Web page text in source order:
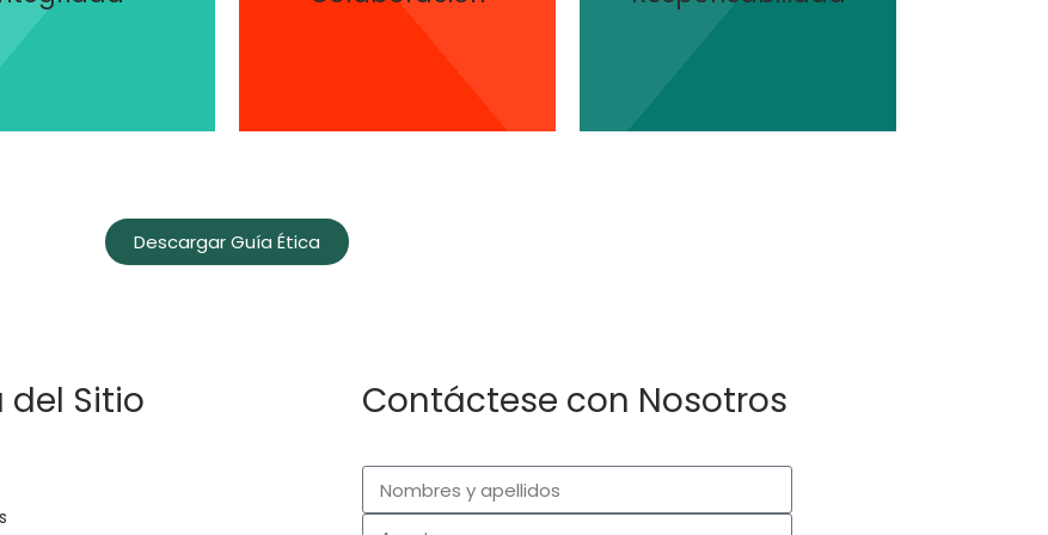
los más altos
de libre
y nos auto
Buscamos generar vínculos
y aprendizaje con quienes
persiguen nuestro
Descargar Guía Ética
del Sitio Contáctese con Nosotros